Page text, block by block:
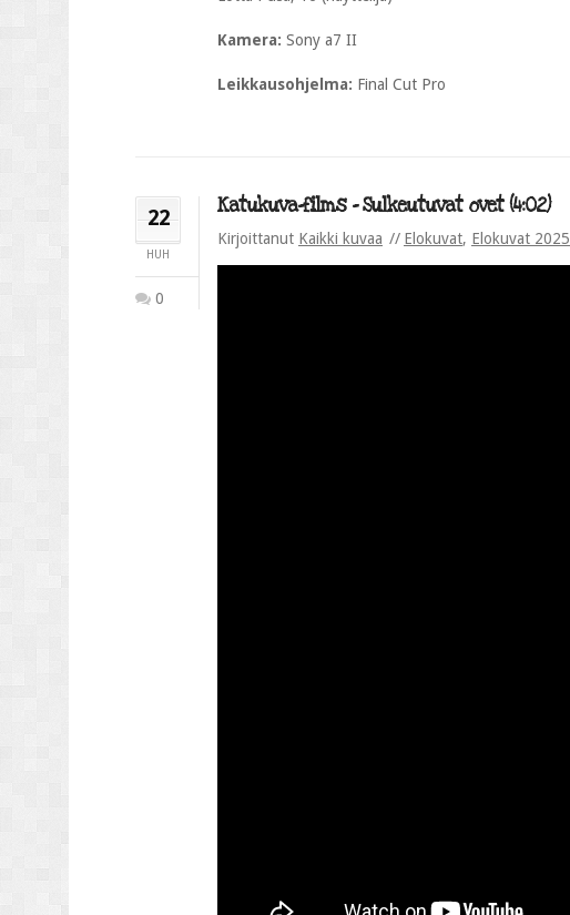
Kamera: Sony a7 II
Leikkausohjelma: Final Cut Pro
22
HUH
0
Katukuva-films – Sulkeutuvat ovet (4:02)
Kirjoittanut Kaikki kuvaa Elokuvat, Elokuvat 2025